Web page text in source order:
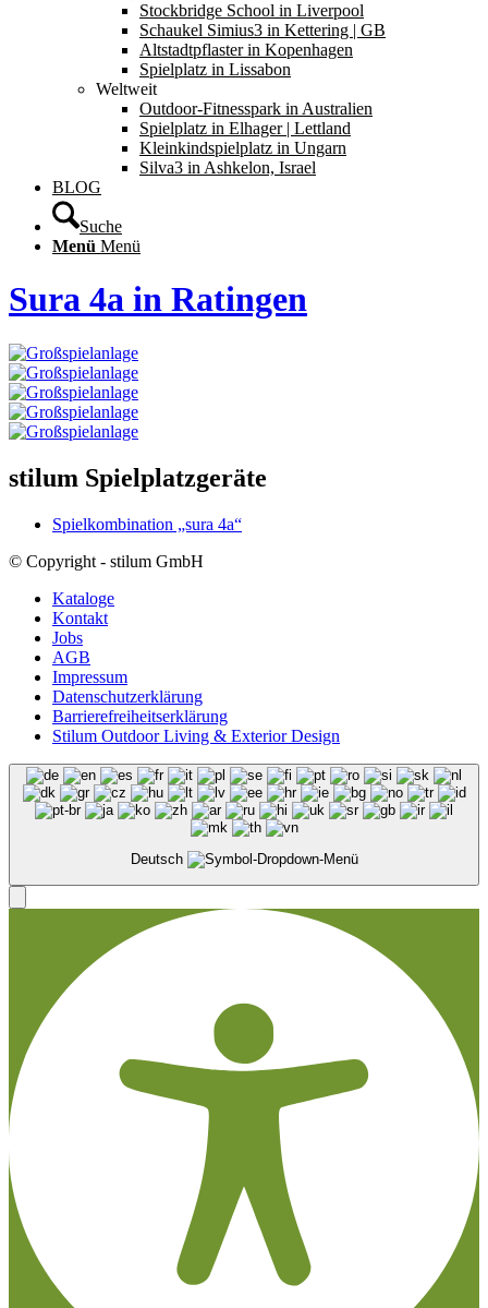
Stockbridge School in Liverpool
Schaukel Simius3 in Kettering | GB
Altstadtpflaster in Kopenhagen
Spielplatz in Lissabon
Weltweit
Outdoor-Fitnesspark in Australien
Spielplatz in Elhager | Lettland
Kleinkindspielplatz in Ungarn
Silva3 in Ashkelon, Israel
BLOG
Suche
Menü Menü
Sura 4a in Ratingen
stilum Spielplatzgeräte
Spielkombination „sura 4a“
© Copyright - stilum GmbH
Kataloge
Kontakt
Jobs
AGB
Impressum
Datenschutzerklärung
Barrierefreiheitserklärung
Stilum Outdoor Living & Exterior Design
Deutsch